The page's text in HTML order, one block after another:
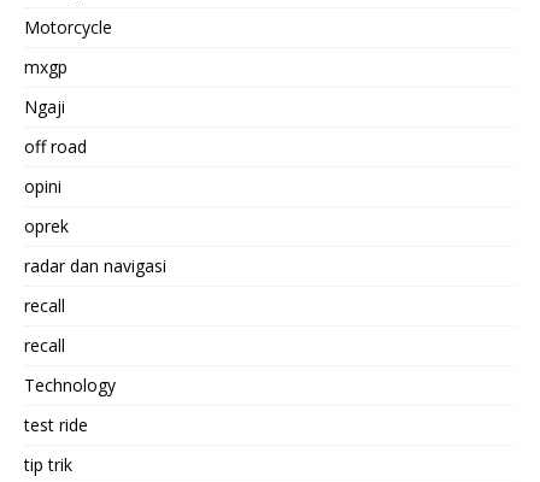
Motorcycle
mxgp
Ngaji
off road
opini
oprek
radar dan navigasi
recall
recall
Technology
test ride
tip trik